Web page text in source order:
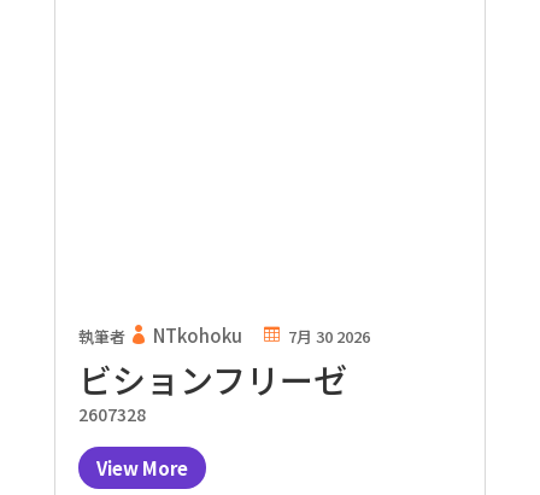
ビションフリーゼ
執筆者 NTkohoku 7月 30 2026
2607328
View More